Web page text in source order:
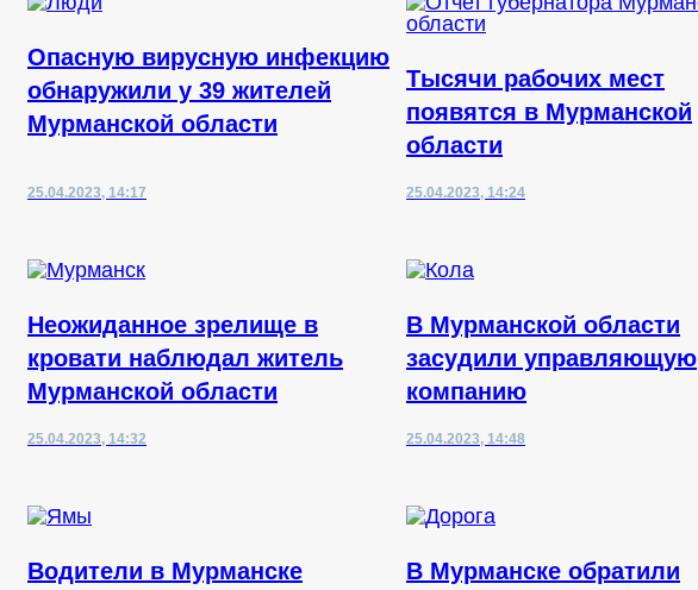
Опасную вирусную инфекцию
обнаружили у 39 жителей
Мурманской области
25.04.2023, 14:17
Тысячи рабочих мест
появятся в Мурманской
области
25.04.2023, 14:24
Неожиданное зрелище в
кровати наблюдал житель
Мурманской области
25.04.2023, 14:32
В Мурманской области
засудили управляющую
компанию
25.04.2023, 14:48
Водители в Мурманске
В Мурманске обратили